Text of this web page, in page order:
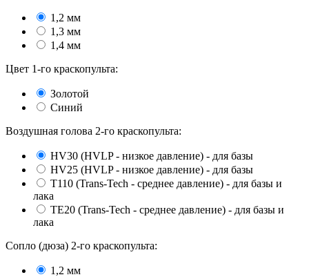
1,2 мм
1,3 мм
1,4 мм
Цвет 1-го краскопульта:
Золотой
Синий
Воздушная голова 2-го краскопульта:
HV30 (HVLP - низкое давление) - для базы
HV25 (HVLP - низкое давление) - для базы
Т110 (Trans-Tech - среднее давление) - для базы и
лака
TE20 (Trans-Tech - среднее давление) - для базы и
лака
Сопло (дюза) 2-го краскопульта:
1,2 мм